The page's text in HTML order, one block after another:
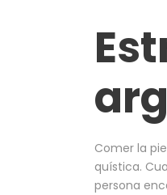
Comer la
quística.
persona